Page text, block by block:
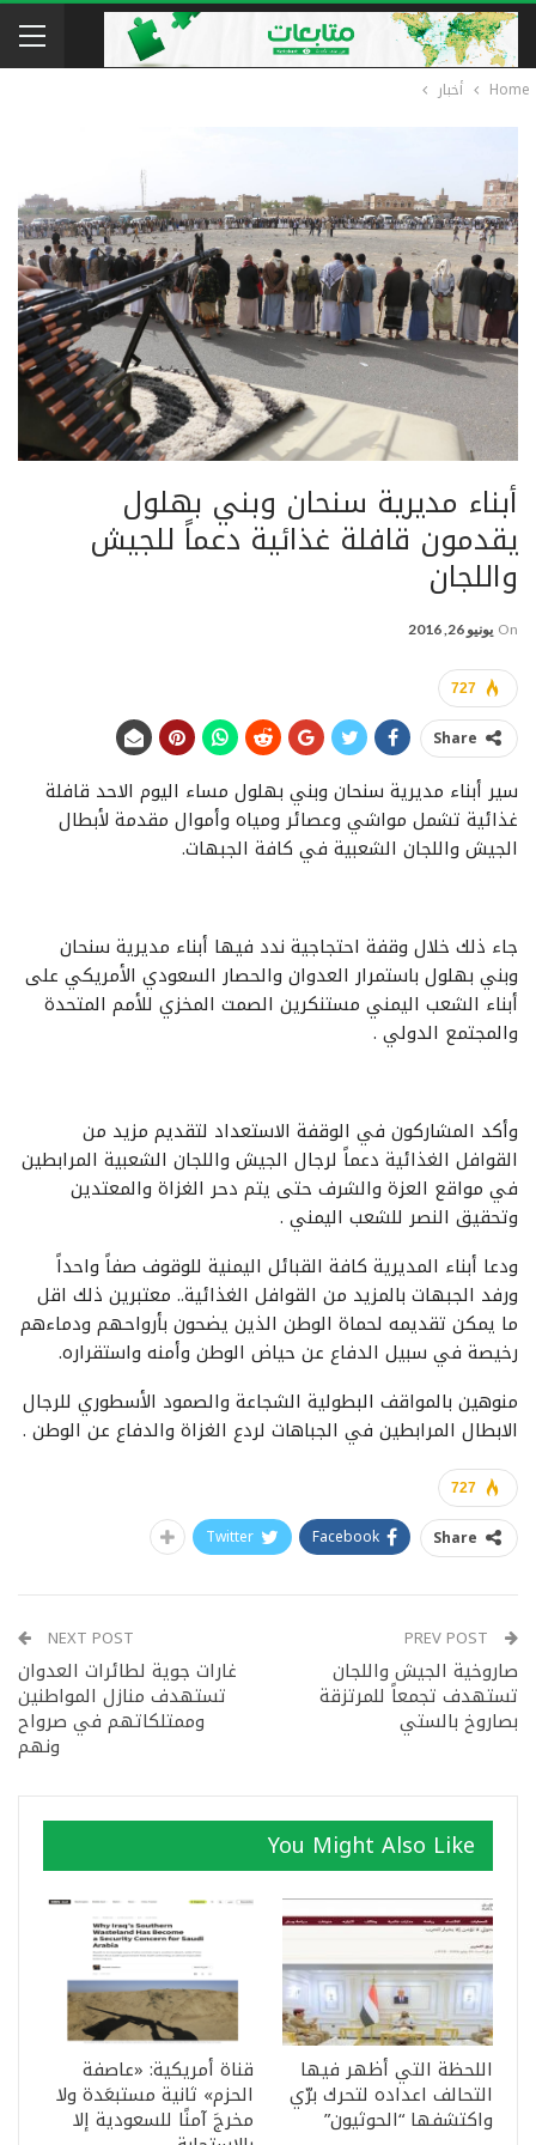
Home أخبار
أبناء مديرية سنحان وبني بهلول
يقدمون قافلة غذائية دعماً للجيش
واللجان
On يونيو 26, 2016
727
Share
سير أبناء مديرية سنحان وبني بهلول مساء اليوم الاحد قافلة
غذائية تشمل مواشي وعصائر ومياه وأموال مقدمة لأبطال
الجيش واللجان الشعبية في كافة الجبهات.
جاء ذلك خلال وقفة احتجاجية ندد فيها أبناء مديرية سنحان
وبني بهلول باستمرار العدوان والحصار السعودي الأمريكي على
أبناء الشعب اليمني مستنكرين الصمت المخزي للأمم المتحدة
والمجتمع الدولي .
وأكد المشاركون في الوقفة الاستعداد لتقديم مزيد من
القوافل الغذائية دعماً لرجال الجيش واللجان الشعبية المرابطين
في مواقع العزة والشرف حتى يتم دحر الغزاة والمعتدين
وتحقيق النصر للشعب اليمني .
ودعا أبناء المديرية كافة القبائل اليمنية للوقوف صفاً واحداً
ورفد الجبهات بالمزيد من القوافل الغذائية.. معتبرين ذلك اقل
ما يمكن تقديمه لحماة الوطن الذين يضحون بأرواحهم ودماءهم
رخيصة في سبيل الدفاع عن حياض الوطن وأمنه واستقراره.
منوهين بالمواقف البطولية الشجاعة والصمود الأسطوري للرجال
الابطال المرابطين في الجباهات لردع الغزاة والدفاع عن الوطن .
727
Share
Facebook
Twitter
صاروخية الجيش واللجان
تستهدف تجمعاً للمرتزقة
بصاروخ بالستي
NEXT POST
غارات جوية لطائرات العدوان
تستهدف منازل المواطنين
وممتلكاتهم في صرواح
ونهم
You Might Also Like
اللحظة التي أظهر فيها
التحالف اعداده لتحرك برّي
واكتشفها “الحوثيون”
قناة أمريكية: «عاصفة
الحزم» ثانية مستبعَدة ولا
مخرجَ آمنًا للسعودية إلا